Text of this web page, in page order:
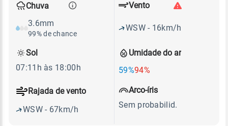
Chuva
3.6mm
99% de chance
Umidade do ar
59%94%
Vento
WSW - 16km/h
Rajada de vento
WSW - 67km/h
Sol
07:11h às 18:00h
Arco-íris
Sem probabilid.